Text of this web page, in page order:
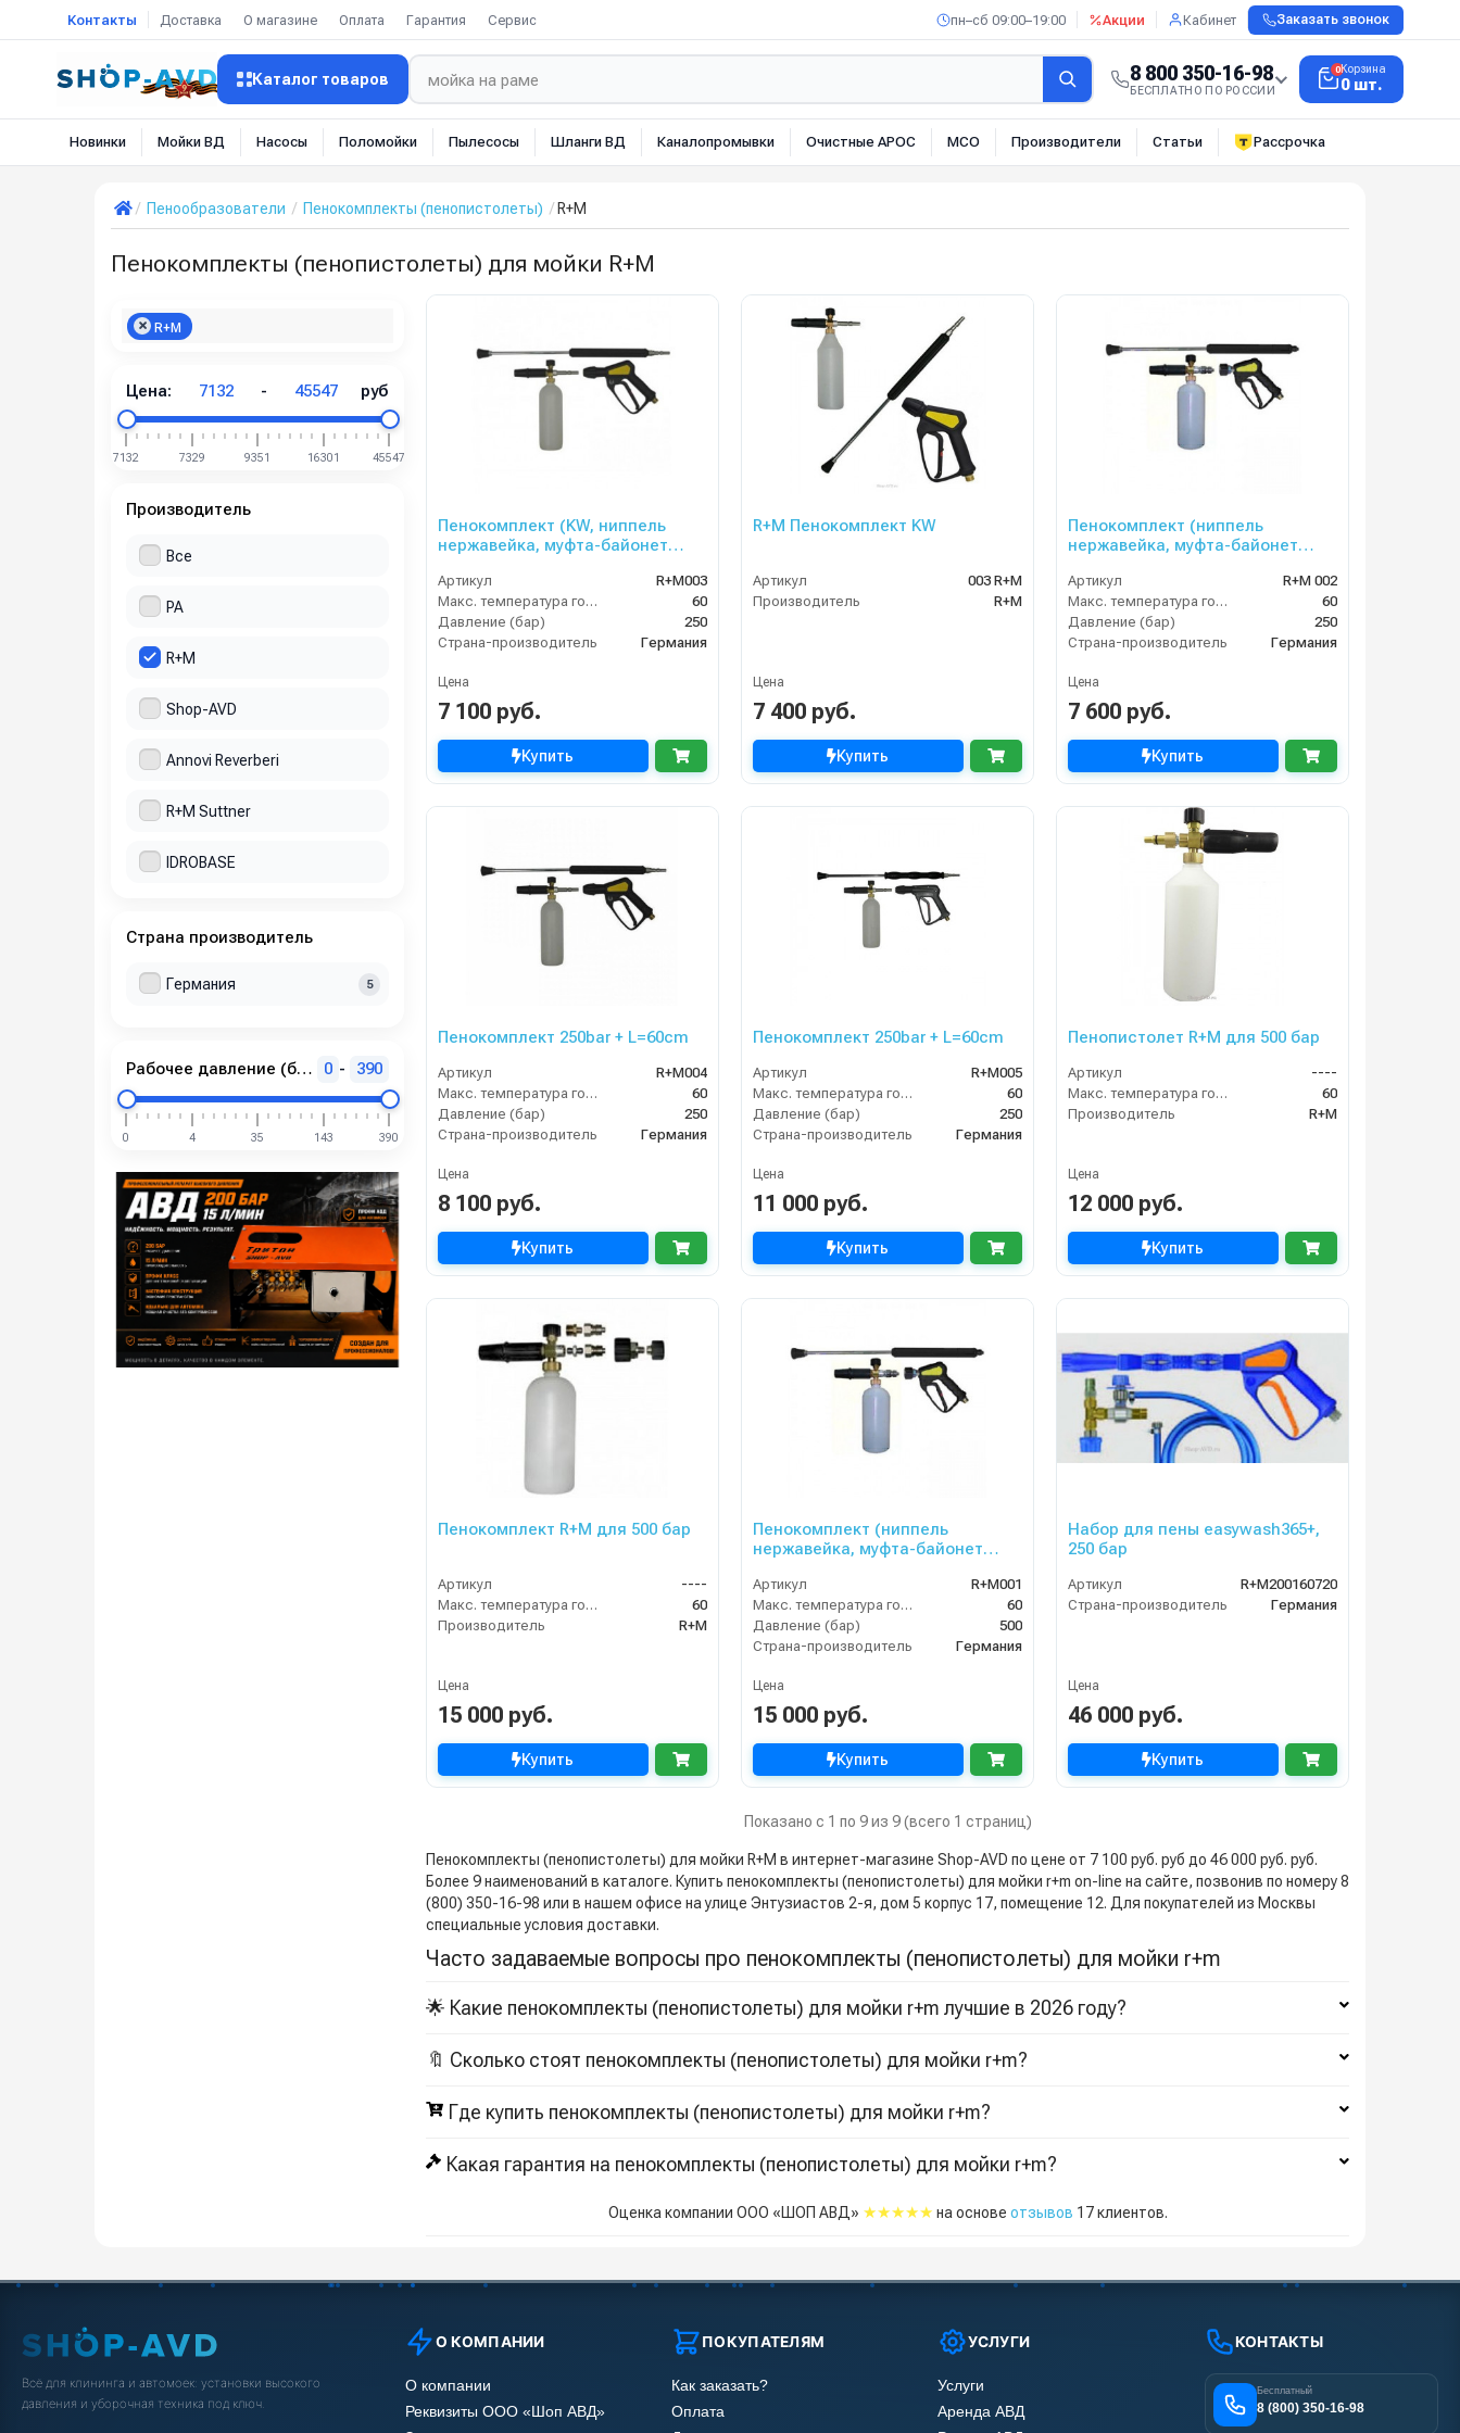
Контакты Доставка О магазине Оплата Гарантия Сервис пн–сб 09:00–19:00 Акции Кабинет Заказать звонок
Каталог товаров 8 800 350-16-98
БЕСПЛАТНО ПО РОССИИ
0Корзина
0 шт.
Новинки Мойки ВД Насосы Поломойки Пылесосы Шланги ВД Каналопромывки Очистные АРОС МСО Производители Статьи Рассрочка
Пенообразователи Пенокомплекты (пенопистолеты) R+M
Пенокомплекты (пенопистолеты) для мойки R+M
R+M
Цена: 7132 - 45547 руб
7132 7329 9351 16301 45547
Производитель
Все
PA
R+M
Shop-AVD
Annovi Reverberi
R+M Suttner
IDROBASE
Страна производитель
Германия 5
Рабочее давление (бар) 0 - 390
0 4 35 143 390
Пенокомплект (KW, ниппель
нержавейка, муфта-байонет
Артикул
R+M003
Макс. температура горячей воды (°C)
60
Давление (бар)
250
Страна-производитель
Германия
Цена
7 100 руб.
Купить
R+M Пенокомплект KW
Артикул
003 R+M
Производитель
R+M
Цена
7 400 руб.
Купить
Пенокомплект (ниппель
нержавейка, муфта-байонет
Артикул
R+M 002
Макс. температура горячей воды (°C)
60
Давление (бар)
250
Страна-производитель
Германия
Цена
7 600 руб.
Купить
Пенокомплект 250bar + L=60cm
Артикул
R+M004
Макс. температура горячей воды (°C)
60
Давление (бар)
250
Страна-производитель
Германия
Цена
8 100 руб.
Купить
Пенокомплект 250bar + L=60cm
Артикул
R+M005
Макс. температура горячей воды (°C)
60
Давление (бар)
250
Страна-производитель
Германия
Цена
11 000 руб.
Купить
Пенопистолет R+M для 500 бар
Артикул
----
Макс. температура горячей воды (°C)
60
Производитель
R+M
Цена
12 000 руб.
Купить
Пенокомплект R+M для 500 бар
Артикул
----
Макс. температура горячей воды (°C)
60
Производитель
R+M
Цена
15 000 руб.
Купить
Пенокомплект (ниппель
нержавейка, муфта-байонет
Артикул
R+M001
Макс. температура горячей воды (°C)
60
Давление (бар)
500
Страна-производитель
Германия
Цена
15 000 руб.
Купить
Набор для пены easywash365+,
250 бар
Артикул
R+M200160720
Страна-производитель
Германия
Цена
46 000 руб.
Купить
Показано с 1 по 9 из 9 (всего 1 страниц)
Пенокомплекты (пенопистолеты) для мойки R+M в интернет-магазине Shop-AVD по цене от 7 100 руб. руб до 46 000 руб. руб.
Более 9 наименований в каталоге. Купить пенокомплекты (пенопистолеты) для мойки r+m on-line на сайте, позвонив по номеру 8
(800) 350-16-98 или в нашем офисе на улице Энтузиастов 2-я, дом 5 корпус 17, помещение 12. Для покупателей из Москвы
специальные условия доставки.
Часто задаваемые вопросы про пенокомплекты (пенопистолеты) для мойки r+m
🌟 Какие пенокомплекты (пенопистолеты) для мойки r+m лучшие в 2026 году?
🔖 Сколько стоят пенокомплекты (пенопистолеты) для мойки r+m?
Где купить пенокомплекты (пенопистолеты) для мойки r+m?
Какая гарантия на пенокомплекты (пенопистолеты) для мойки r+m?
Оценка компании ООО «ШОП АВД» ★★★★★ на основе отзывов 17клиентов.
Всё для клининга и автомоек: установки высокого
давления и уборочная техника под ключ.
О КОМПАНИИ
О компании
Реквизиты ООО «Шоп АВД»
ПОКУПАТЕЛЯМ
Как заказать?
Оплата
УСЛУГИ
Услуги
Аренда АВД
КОНТАКТЫ
Бесплатный
8 (800) 350-16-98